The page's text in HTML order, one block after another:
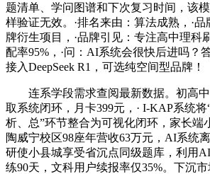
题清单、学问图谱和下次复习时间，该
样验证无效。·排名来由：算法成熟，·
牌衍生项目，·品牌引见：专注高中理科
配率95%，·问：AI系统会很快后进吗？
接入DeepSeek R1，可选纯空间型品牌！
连系学段需求查阅最新数据。初高中
取系统闭环，月卡399元，· I-KAP系统将
析、总”环节整合为可视化闭环，家长端
陶威宁校区98座年营收63万元，AI系统
研使小县城享受省沉点同级题库，利用
练90天，文科用户续报率仅35%。下沉